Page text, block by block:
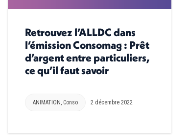
Retrouvez l’ALLDC dans
l’émission Consomag : Prêt
d’argent entre particuliers,
ce qu’il faut savoir
ANIMATION , Conso 2 décembre 2022